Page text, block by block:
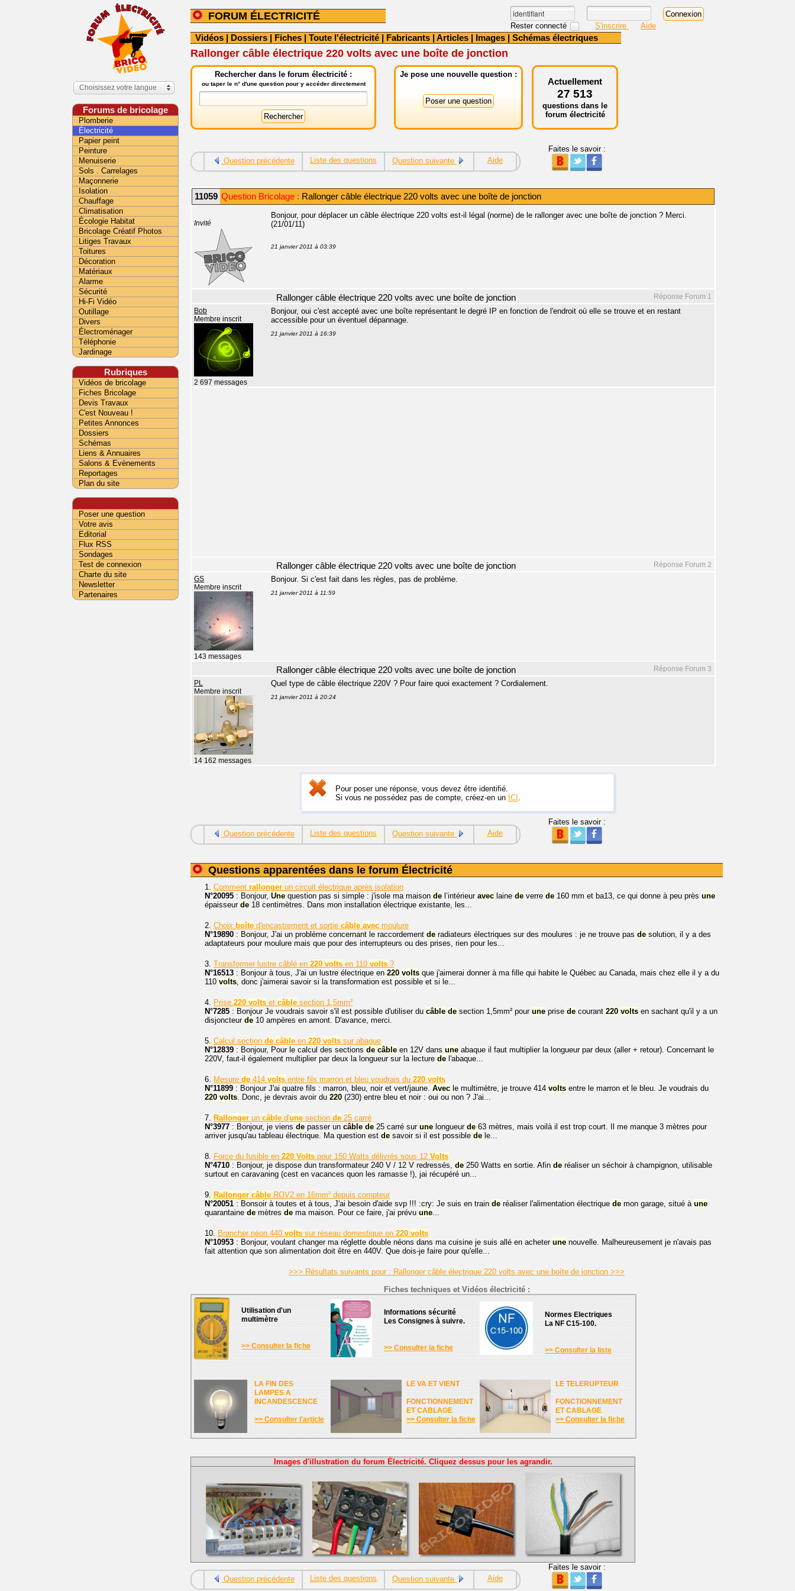
FORUM ÉLECTRICITÉ
Rester connecté S'inscrire Aide
Vidéos | Dossiers | Fiches | Toute l'électricité | Fabricants | Articles | Images | Schémas électriques
Rallonger câble électrique 220 volts avec une boîte de jonction
Rechercher dans le forum électricité :
ou taper le n° d'une question pour y accéder directement
Je pose une nouvelle question :
Actuellement
27 513
questions dans le
forum électricité
Question précédente Liste des questions Question suivante Aide
Faites le savoir :
11059 Question Bricolage : Rallonger câble électrique 220 volts avec une boîte de jonction
Invité
Bonjour, pour déplacer un câble électrique 220 volts est-il légal (norme) de le rallonger avec une boîte de jonction ? Merci.
(21/01/11)
21 janvier 2011 à 03:39
Réponse Forum 1
Rallonger câble électrique 220 volts avec une boîte de jonction
Bob
Membre inscrit
2 697 messages
Bonjour, oui c'est accepté avec une boîte représentant le degré IP en fonction de l'endroit où elle se trouve et en restant
accessible pour un éventuel dépannage.
21 janvier 2011 à 16:39
Réponse Forum 2
Rallonger câble électrique 220 volts avec une boîte de jonction
GS
Membre inscrit
143 messages
Bonjour. Si c'est fait dans les règles, pas de problème.
21 janvier 2011 à 11:59
Réponse Forum 3
Rallonger câble électrique 220 volts avec une boîte de jonction
PL
Membre inscrit
14 162 messages
Quel type de câble électrique 220V ? Pour faire quoi exactement ? Cordialement.
21 janvier 2011 à 20:24
Pour poser une réponse, vous devez être identifié.
Si vous ne possédez pas de compte, créez-en un ICI .
Question précédente Liste des questions Question suivante Aide
Faites le savoir :
Questions apparentées dans le forum Électricité
1. Comment rallonger un circuit électrique après isolation
N°20095 : Bonjour, Une question pas si simple : j'isole ma maison de l’intérieur avec laine de verre de 160 mm et ba13, ce qui donne à peu près une
épaisseur de 18 centimètres. Dans mon installation électrique existante, les...
2. Choix boîte d'encastrement et sortie câble avec moulure
N°19890 : Bonjour, J'ai un problème concernant le raccordement de radiateurs électriques sur des moulures : je ne trouve pas de solution, il y a des
adaptateurs pour moulure mais que pour des interrupteurs ou des prises, rien pour les...
3. Transformer lustre câblé en 220 volts en 110 volts ?
N°16513 : Bonjour à tous, J'ai un lustre électrique en 220 volts que j'aimerai donner à ma fille qui habite le Québec au Canada, mais chez elle il y a du
110 volts, donc j'aimerai savoir si la transformation est possible et si le...
4. Prise 220 volts et câble section 1,5mm²
N°7285 : Bonjour Je voudrais savoir s'il est possible d'utiliser du câble de section 1,5mm² pour une prise de courant 220 volts en sachant qu'il y a un
disjoncteur de 10 ampères en amont. D'avance, merci.
5. Calcul section de câble en 220 volts sur abaque
N°12839 : Bonjour, Pour le calcul des sections de câble en 12V dans une abaque il faut multiplier la longueur par deux (aller + retour). Concernant le
220V, faut-il également multiplier par deux la longueur sur la lecture de l'abaque...
6. Mesure de 414 volts entre fils marron et bleu voudrais du 220 volts
N°11899 : Bonjour J'ai quatre fils : marron, bleu, noir et vert/jaune. Avec le multimètre, je trouve 414 volts entre le marron et le bleu. Je voudrais du
220 volts. Donc, je devrais avoir du 220 (230) entre bleu et noir : oui ou non ? J'ai...
7. Rallonger un câble d'une section de 25 carré
N°3977 : Bonjour, je viens de passer un câble de 25 carré sur une longueur de 63 mètres, mais voilà il est trop court. Il me manque 3 mètres pour
arriver jusqu'au tableau électrique. Ma question est de savoir si il est possible de le...
8. Force du fusible en 220 Volts pour 150 Watts délivrés sous 12 Volts
N°4710 : Bonjour, je dispose dun transformateur 240 V / 12 V redressés, de 250 Watts en sortie. Afin de réaliser un séchoir à champignon, utilisable
surtout en caravaning (cest en vacances quon les ramasse !), jai récupéré un...
9. Rallonger câble ROV2 en 16mm² depuis compteur
N°20051 : Bonsoir à toutes et à tous, J'ai besoin d'aide svp !!! :cry: Je suis en train de réaliser l'alimentation électrique de mon garage, situé à une
quarantaine de mètres de ma maison. Pour ce faire, j'ai prévu une...
10. Brancher néon 440 volts sur réseau domestique en 220 volts
N°10953 : Bonjour, voulant changer ma réglette double néons dans ma cuisine je suis allé en acheter une nouvelle. Malheureusement je n'avais pas
fait attention que son alimentation doit être en 440V. Que dois-je faire pour qu'elle...
>>> Résultats suivants pour : Rallonger câble électrique 220 volts avec une boîte de jonction >>>
Fiches techniques et Vidéos électricité :
Utilisation d'un
multimètre
>> Consulter la fiche
Informations sécurité
Les Consignes à suivre.
>> Consulter la fiche
Normes Electriques
La NF C15-100.
>> Consulter la liste
LA FIN DES
LAMPES A
INCANDESCENCE
>> Consulter l'article
LE VA ET VIENT
FONCTIONNEMENT
ET CABLAGE
>> Consulter la fiche
LE TELERUPTEUR
FONCTIONNEMENT
ET CABLAGE
>> Consulter la fiche
Images d'illustration du forum Électricité. Cliquez dessus pour les agrandir.
Question précédente Liste des questions Question suivante Aide
Faites le savoir :
Choisissez votre langue
Forums de bricolage
Plomberie
Électricité
Papier peint
Peinture
Menuiserie
Sols . Carrelages
Maçonnerie
Isolation
Chauffage
Climatisation
Écologie Habitat
Bricolage Créatif Photos
Litiges Travaux
Toitures
Décoration
Matériaux
Alarme
Sécurité
Hi-Fi Vidéo
Outillage
Divers
Électroménager
Téléphonie
Jardinage
Rubriques
Vidéos de bricolage
Fiches Bricolage
Devis Travaux
C'est Nouveau !
Petites Annonces
Dossiers
Schémas
Liens & Annuaires
Salons & Evènements
Reportages
Plan du site
Poser une question
Votre avis
Editorial
Flux RSS
Sondages
Test de connexion
Charte du site
Newsletter
Partenaires